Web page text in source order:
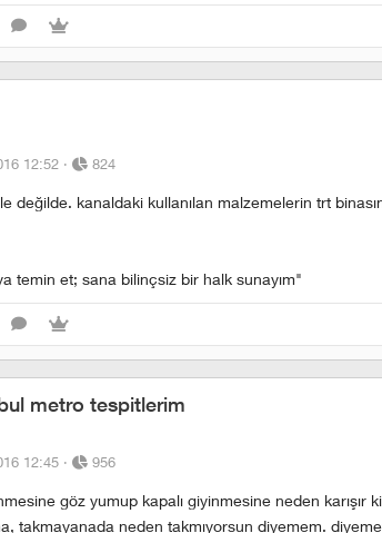
12:52 · 824
değilde. kanaldaki kullanılan malzemelerin trt
temin et; sana bilinçsiz bir halk sunayım"
metro tespitlerim
12:45 · 956
göz yumup kapalı giyinmesine neden
takmayanada neden takmıyorsun diyemem.